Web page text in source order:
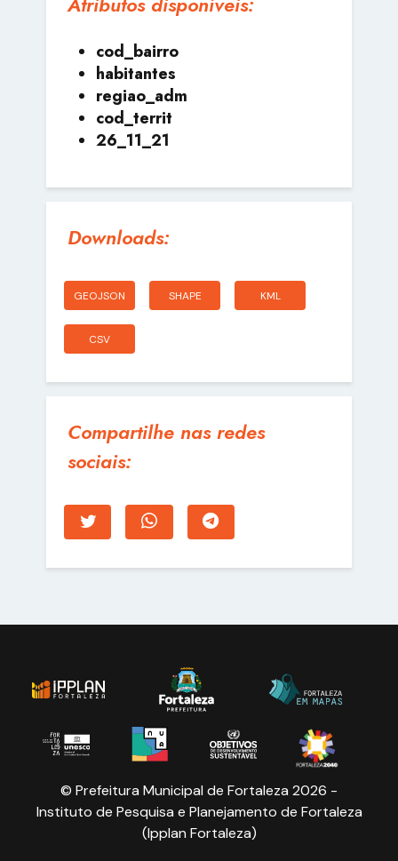
cod_bairro
habitantes
regiao_adm
cod_territ
26_11_21
Downloads:
GEOJSON SHAPE KML
CSV
Compartilhe nas redes
sociais:
© Prefeitura Municipal de Fortaleza 2026 -
Instituto de Pesquisa e Planejamento de Fortaleza
(Ipplan Fortaleza)